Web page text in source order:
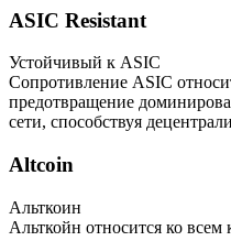
ASIC Resistant
Устойчивый к ASIC
Сопротивление ASIC
предотвращение
сети, способствуя
Altcoin
Альткоин
Альткойн относится ко